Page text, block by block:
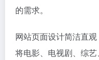
的需求。
网站页面设计简洁直
将电影、电视剧、综